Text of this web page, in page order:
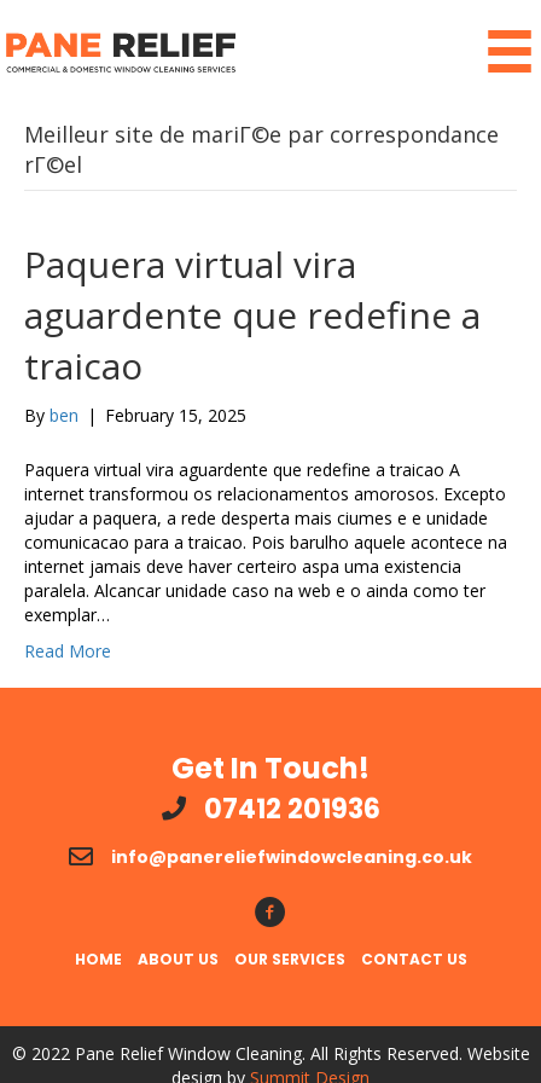
Meilleur site de mariГ©e par correspondance
rГ©el
Paquera virtual vira
aguardente que redefine a
traicao
By ben | February 15, 2025
Paquera virtual vira aguardente que redefine a traicao A
internet transformou os relacionamentos amorosos. Excepto
ajudar a paquera, a rede desperta mais ciumes e e unidade
comunicacao para a traicao. Pois barulho aquele acontece na
internet jamais deve haver certeiro aspa uma existencia
paralela. Alcancar unidade caso na web e o ainda como ter
exemplar…
Read More
Get In Touch!
07412 201936
info@panereliefwindowcleaning.co.uk
Follow Us!
HOME ABOUT US OUR SERVICES CONTACT US
© 2022 Pane Relief Window Cleaning. All Rights Reserved. Website
design by Summit Design